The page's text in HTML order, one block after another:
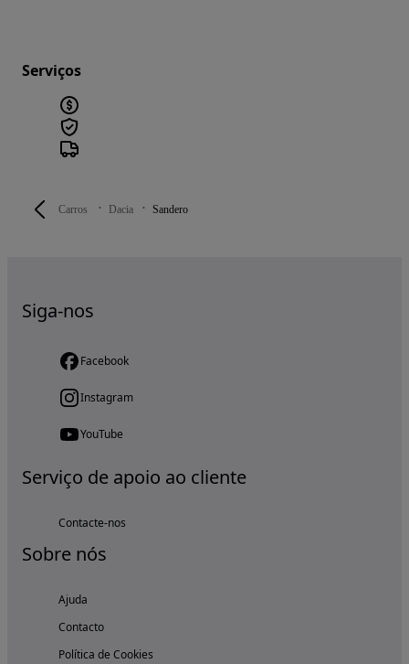
Carros Dacia Sandero
Serviços
Siga-nos
Facebook
Instagram
YouTube
Serviço de apoio ao cliente
Contacte-nos
Sobre nós
Ajuda
Contacto
Política de Cookies